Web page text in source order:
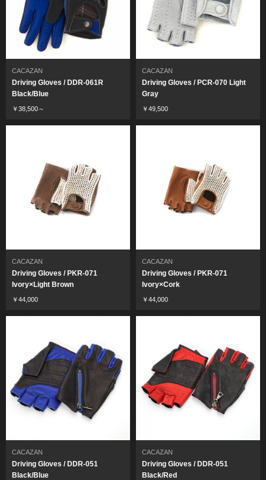
CACAZAN
Driving Gloves / DDR-061R
Black/Blue
￥38,500～
CACAZAN
Driving Gloves / PCR-070 Light
Gray
￥49,500
CACAZAN
Driving Gloves / PKR-071
Ivory×Light Brown
￥44,000
CACAZAN
Driving Gloves / PKR-071
Ivory×Cork
￥44,000
CACAZAN
Driving Gloves / DDR-051
Black/Blue
CACAZAN
Driving Gloves / DDR-051
Black/Red